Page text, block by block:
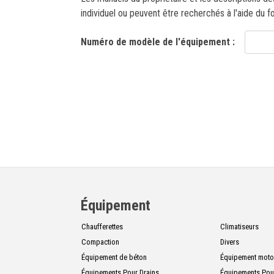
individuel ou peuvent être recherchés à l'aide du
Numéro de modèle de l'équipement :
Équipement
Chaufferettes
Climatiseurs
Compaction
Divers
Équipement de béton
Équipement